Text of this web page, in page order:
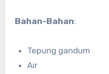
Bahan-Bahan:
Tepung gandum
Air